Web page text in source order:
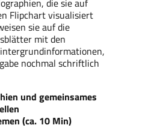
Flipchart visualisiert
sie auf die
mit den
nochmal schriftlich
und gemeinsames
(ca. 10 Min)